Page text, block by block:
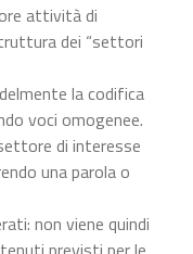
attività di
dei “settori
la codifica
voci omogenee.
di interesse
una parola o
non viene quindi